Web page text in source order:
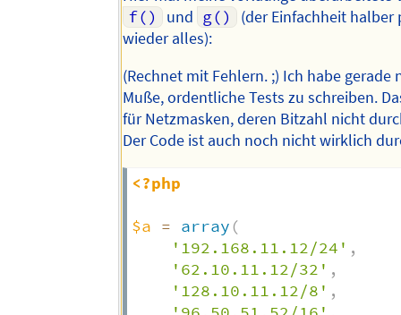
f()
und g()
(der Einfachheit halber
wieder alles):
(Rechnet mit Fehlern. ;) Ich habe gerade
Muße, ordentliche Tests zu schreiben.
für Netzmasken, deren Bitzahl nicht
Der Code ist auch noch nicht wirklich
<?php
$a = array (
'192.168.11.12/24' ,
'62.10.11.12/32' ,
'128.10.11.12/8' ,